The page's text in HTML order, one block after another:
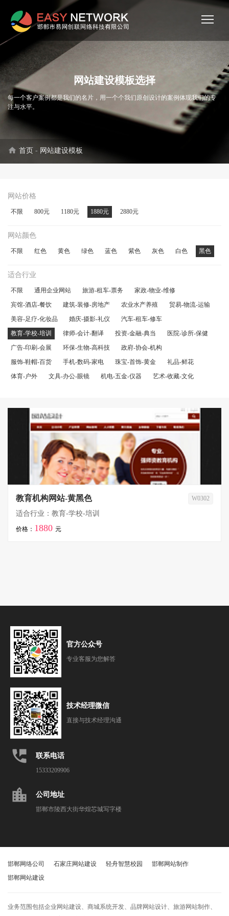
网站建设模板选择
每一个客户案例都是我们的名片，用一个个我们原创设计的案例体现我们的专
注与水平。
home 首页 - 网站建设模板
网站价格
不限 800元 1180元 1880元 2880元
网站颜色
不限 红色 黄色 绿色 蓝色 紫色 灰色 白色 黑色
适合行业
不限 通用企业网站 旅游-租车-票务
家政-物业-维修
宾馆-酒店-餐饮
建筑-装修-房地产 农业水产养殖
贸易-物流-运输
美容-足疗-化妆品
婚庆-摄影-礼仪
汽车-租车-修车
教育-学校-培训
律师-会计-翻译 投资-金融-典当
医院-诊所-保健
广告-印刷-会展
环保-生物-高科技
政府-协会-机构
服饰-鞋帽-百货
手机-数码-家电 珠宝-首饰-黄金
礼品-鲜花
体育-户外
文具-办公-眼镜 机电-五金-仪器 艺术-收藏-文化
教育机构网站-黄黑色 W0302
适合行业：教育-学校-培训
价格： 1880 元
官方公众号
专业客服为您解答
技术经理微信
直接与技术经理沟通
perm_phone_msg 联系电话
15333209906
location_city 公司地址
邯郸市陵西大街华煌芯城写字楼
邯郸网络公司 石家庄网站建设 轻舟智慧校园
邯郸网站制作
邯郸网站建设
业务范围包括企业网站建设、商城系统开发、品牌网站设计、旅游网站制作、